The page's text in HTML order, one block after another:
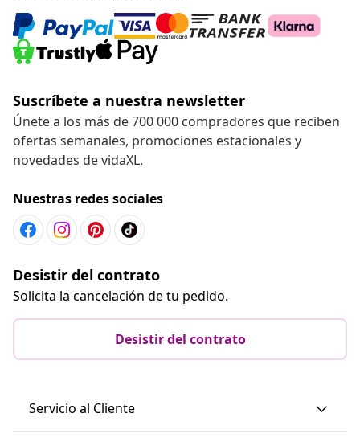
Suscríbete a nuestra newsletter
Únete a los más de 700 000 compradores que reciben
ofertas semanales, promociones estacionales y
novedades de vidaXL.
Nuestras redes sociales
Desistir del contrato
Solicita la cancelación de tu pedido.
Desistir del contrato
Servicio al Cliente